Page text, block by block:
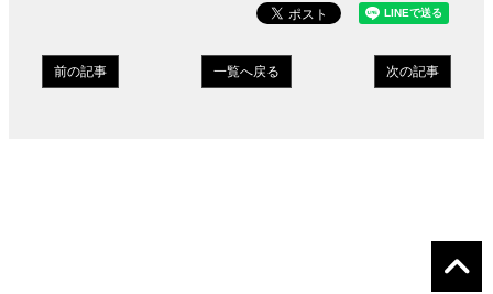
次の記事
一覧へ戻る
前の記事